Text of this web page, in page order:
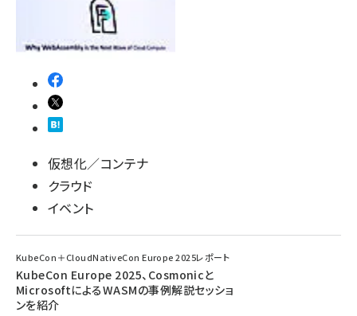
仮想化／コンテナ
クラウド
イベント
KubeCon＋CloudNativeCon Europe 2025レポート
KubeCon Europe 2025、Cosmonicと
MicrosoftによるWASMの事例解説セッショ
ンを紹介